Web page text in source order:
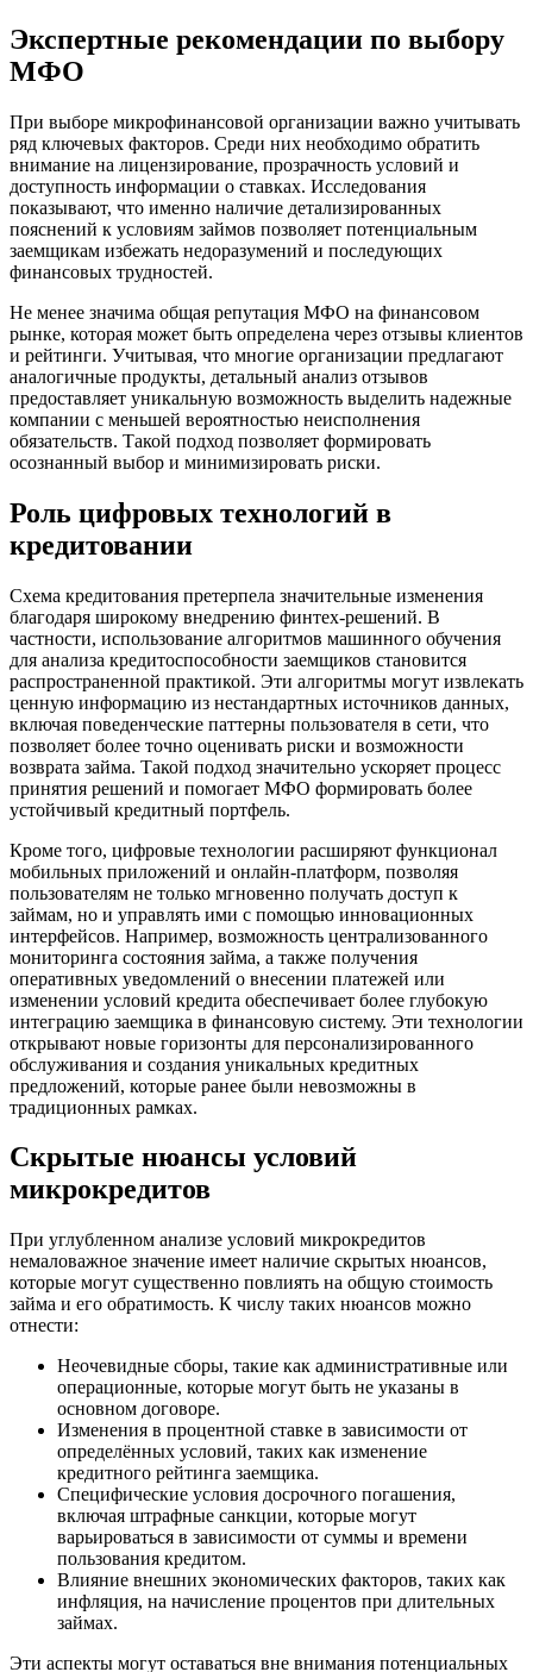
Экспертные рекомендации по выбору
МФО
При выборе микрофинансовой организации важно учитывать
ряд ключевых факторов. Среди них необходимо обратить
внимание на лицензирование, прозрачность условий и
доступность информации о ставках. Исследования
показывают, что именно наличие детализированных
пояснений к условиям займов позволяет потенциальным
заемщикам избежать недоразумений и последующих
финансовых трудностей.
Не менее значима общая репутация МФО на финансовом
рынке, которая может быть определена через отзывы клиентов
и рейтинги. Учитывая, что многие организации предлагают
аналогичные продукты, детальный анализ отзывов
предоставляет уникальную возможность выделить надежные
компании с меньшей вероятностью неисполнения
обязательств. Такой подход позволяет формировать
осознанный выбор и минимизировать риски.
Роль цифровых технологий в
кредитовании
Схема кредитования претерпела значительные изменения
благодаря широкому внедрению финтех-решений. В
частности, использование алгоритмов машинного обучения
для анализа кредитоспособности заемщиков становится
распространенной практикой. Эти алгоритмы могут извлекать
ценную информацию из нестандартных источников данных,
включая поведенческие паттерны пользователя в сети, что
позволяет более точно оценивать риски и возможности
возврата займа. Такой подход значительно ускоряет процесс
принятия решений и помогает МФО формировать более
устойчивый кредитный портфель.
Кроме того, цифровые технологии расширяют функционал
мобильных приложений и онлайн-платформ, позволяя
пользователям не только мгновенно получать доступ к
займам, но и управлять ими с помощью инновационных
интерфейсов. Например, возможность централизованного
мониторинга состояния займа, а также получения
оперативных уведомлений о внесении платежей или
изменении условий кредита обеспечивает более глубокую
интеграцию заемщика в финансовую систему. Эти технологии
открывают новые горизонты для персонализированного
обслуживания и создания уникальных кредитных
предложений, которые ранее были невозможны в
традиционных рамках.
Скрытые нюансы условий
микрокредитов
При углубленном анализе условий микрокредитов
немаловажное значение имеет наличие скрытых нюансов,
которые могут существенно повлиять на общую стоимость
займа и его обратимость. К числу таких нюансов можно
отнести:
Неочевидные сборы, такие как административные или
операционные, которые могут быть не указаны в
основном договоре.
Изменения в процентной ставке в зависимости от
определённых условий, таких как изменение
кредитного рейтинга заемщика.
Специфические условия досрочного погашения,
включая штрафные санкции, которые могут
варьироваться в зависимости от суммы и времени
пользования кредитом.
Влияние внешних экономических факторов, таких как
инфляция, на начисление процентов при длительных
займах.
Эти аспекты могут оставаться вне внимания потенциальных